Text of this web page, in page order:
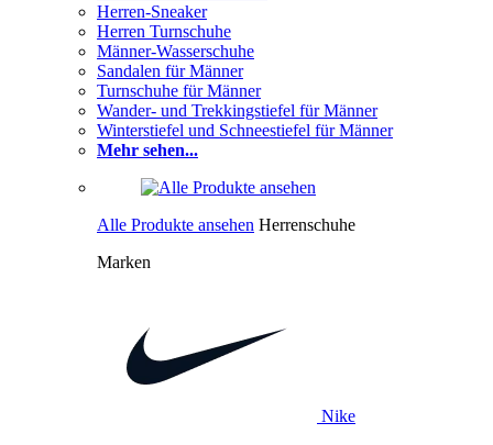
Herren-Sneaker
Herren Turnschuhe
Männer-Wasserschuhe
Sandalen für Männer
Turnschuhe für Männer
Wander- und Trekkingstiefel für Männer
Winterstiefel und Schneestiefel für Männer
Mehr sehen...
Alle Produkte ansehen Herrenschuhe
Marken
Nike